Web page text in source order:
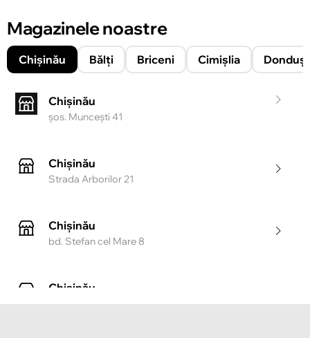
Magazinele noastre
Chișinău Bălți Briceni Cimișlia
Chișinău
şos. Munceşti 41
Chișinău
Strada Arborilor 21
Chișinău
bd. Stefan cel Mare 8
Chișinău